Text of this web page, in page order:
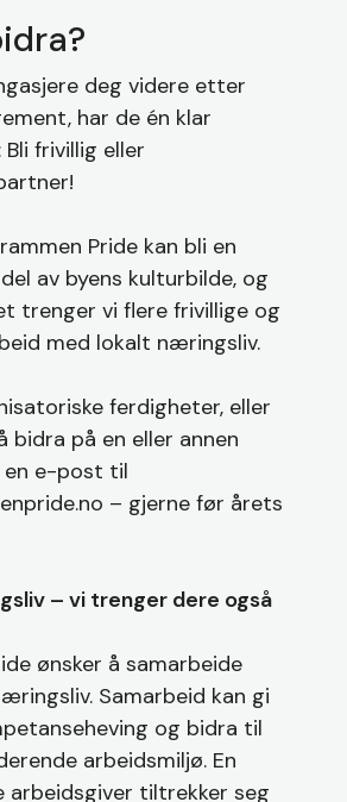
deg videre etter
har de én klar
frivillig eller
Pride kan bli en
av byens kulturbilde, og
trenger vi flere frivillige og
med lokalt næringsliv.
ferdigheter, eller
bidra på en eller annen
en e-post til
– gjerne før årets
– vi trenger dere også
ønsker å samarbeide
Samarbeid kan gi
og bidra til
arbeidsmiljø. En
arbeidsgiver tiltrekker seg